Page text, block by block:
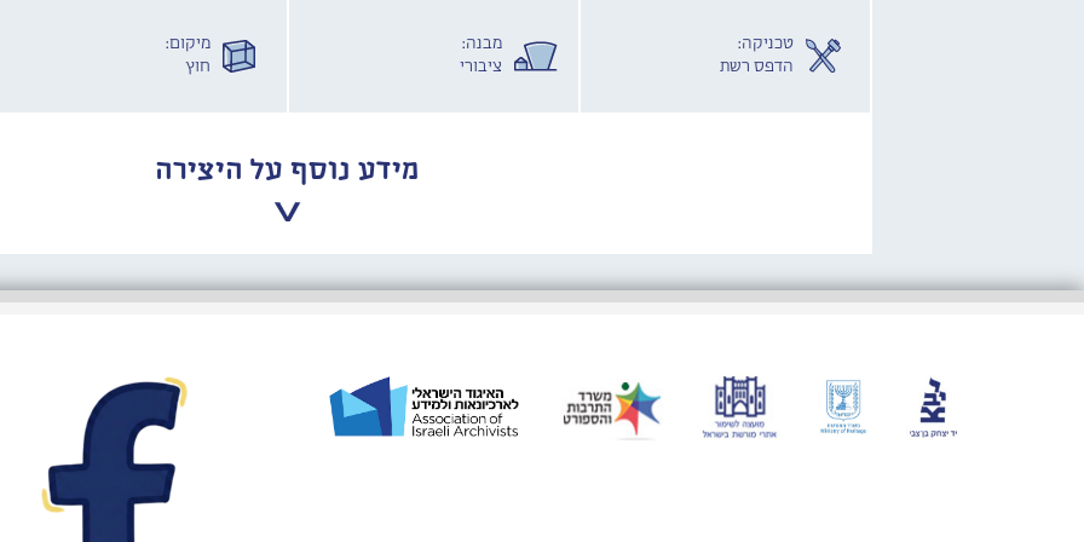
טכניקה:
הדפס רשת
מבנה:
ציבורי
מיקום:
חוץ
מידע נוסף על היצירה